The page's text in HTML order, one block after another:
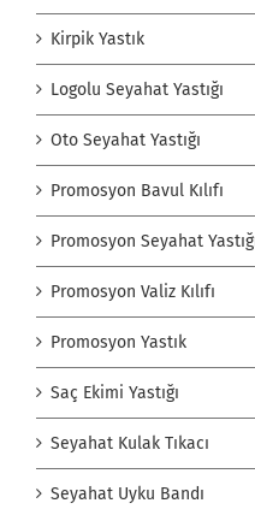
Kirpik Yastık
Logolu Seyahat Yastığı
Oto Seyahat Yastığı
Promosyon Bavul Kılıfı
Promosyon Seyahat
Promosyon Valiz Kılıfı
Promosyon Yastık
Saç Ekimi Yastığı
Seyahat Kulak Tıkacı
Seyahat Uyku Bandı